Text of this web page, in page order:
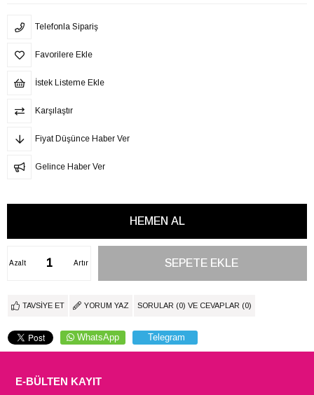
Telefonla Sipariş
Favorilere Ekle
İstek Listeme Ekle
Karşılaştır
Fiyat Düşünce Haber Ver
Gelince Haber Ver
Artır
Azalt
TAVSIYE ET YORUM YAZ SORULAR (0) VE CEVAPLAR (0)
WhatsApp Telegram
E-BÜLTEN KAYIT